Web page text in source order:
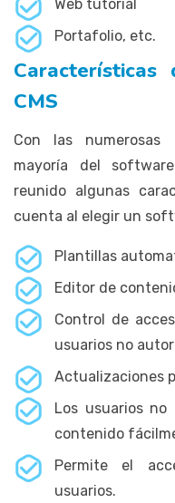
Web tutorial
Portafolio, etc.
CMS
Con las numerosas
mayoría del
reunido algunas
cuenta al elegir un
Plantillas
Editor de
Control de
usuarios no
Actualizaciones
Los usuarios
contenido
Permite el
usuarios.